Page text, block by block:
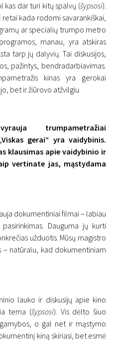
kas dar turi kitų spalvų (šypsosi).
kada rodomi savarankiškai,
ar specialių trumpo metro
manau, yra atskiras
tarp jų dalyvių. Tai diskusijos,
pažintys, bendradarbiavimas.
kinas yra gerokai
bet ir žiūrovo atžvilgiu.
trumpametražiai
gerai“ yra vaidybinis.
klausimas apie vaidybinio ir
vertinate jas, mąstydama
dokumentiniai filmai – labiau
Dauguma jų kurti
užduotis. Mūsų magistro
– natūralu, kad dokumentiniam
lauko ir diskusijų apie kino
tema (šypsosi). Vis dėlto šiuo
o gal net ir mąstymo
kiną skiriasi, bet esmė